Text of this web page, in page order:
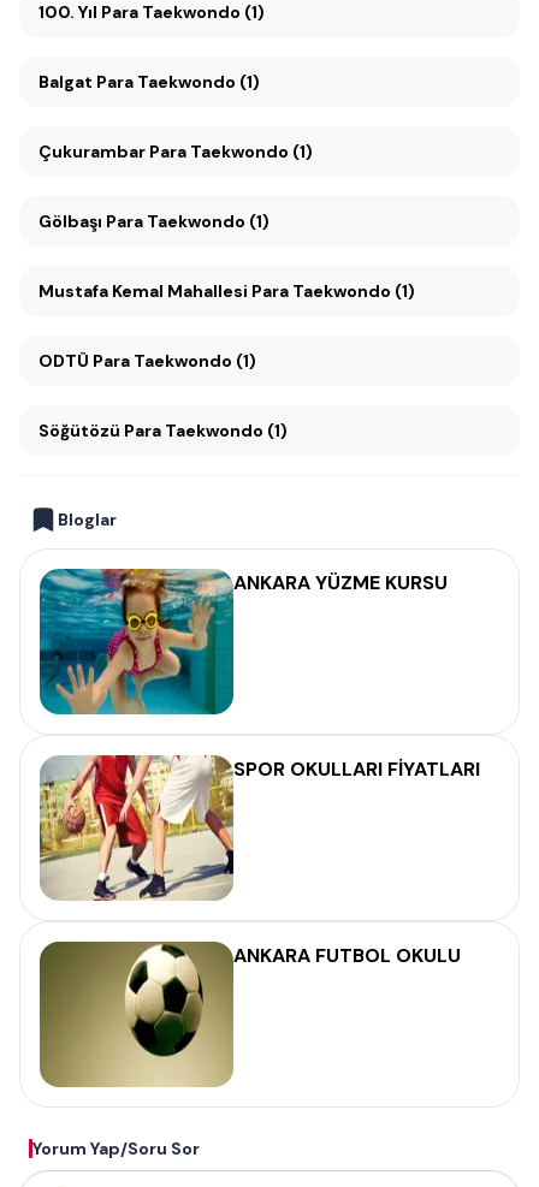
100. Yıl Para Taekwondo (1)
Balgat Para Taekwondo (1)
Çukurambar Para Taekwondo (1)
Gölbaşı Para Taekwondo (1)
Mustafa Kemal Mahallesi Para Taekwondo (1)
ODTÜ Para Taekwondo (1)
Söğütözü Para Taekwondo (1)
Bloglar
ANKARA YÜZME KURSU
SPOR OKULLARI FİYATLARI
ANKARA FUTBOL OKULU
Yorum Yap/Soru Sor